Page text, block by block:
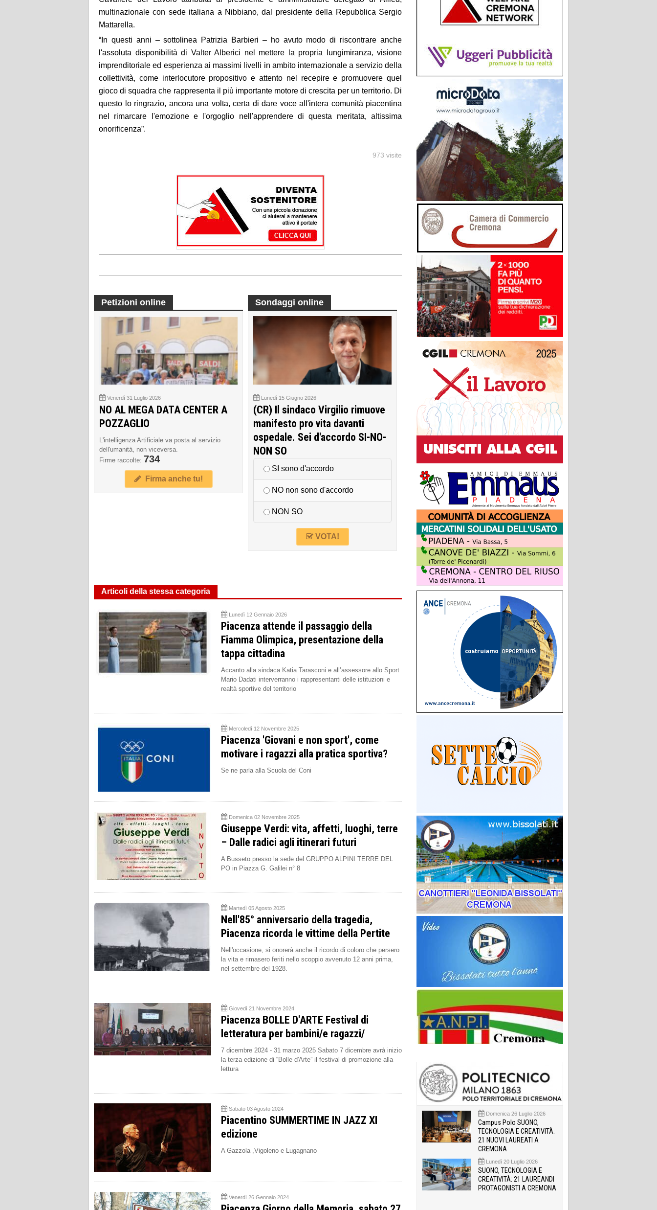
multinazionale con sede italiana a Nibbiano, dal presidente della Repubblica Sergio
Mattarella.
“ In questi anni – sottolinea Patrizia Barbieri – ho avuto modo di riscontrare anche
l'assoluta disponibilità di Valter Alberici nel mettere la propria lungimiranza, visione
imprenditoriale ed esperienza ai massimi livelli in ambito internazionale a servizio della
collettività, come interlocutore propositivo e attento nel recepire e promuovere quel
gioco di squadra che rappresenta il più importante motore di crescita per un territorio. Di
questo lo ringrazio, ancora una volta, certa di dare voce all'intera comunità piacentina
nel rimarcare l'emozione e l'orgoglio nell'apprendere di questa meritata, altissima
onorificenza”.
973 visite
Petizioni online
Venerdì 31 Luglio 2026
NO AL MEGA DATA CENTER A
POZZAGLIO
L'intelligenza Artificiale va posta al servizio
dell'umanità, non viceversa.
Firme raccolte: 734
Firma anche tu!
Sondaggi online
Lunedì 15 Giugno 2026
(CR) Il sindaco Virgilio rimuove
manifesto pro vita davanti
ospedale. Sei d'accordo SI-NO-
NON SO
SI sono d'accordo
NO non sono d'accordo
NON SO
VOTA!
Articoli della stessa categoria
Lunedì 12 Gennaio 2026
Piacenza attende il passaggio della
Fiamma Olimpica, presentazione della
tappa cittadina
Accanto alla sindaca Katia Tarasconi e all’assessore allo Sport
Mario Dadati interverranno i rappresentanti delle istituzioni e
realtà sportive del territorio
Mercoledì 12 Novembre 2025
Piacenza 'Giovani e non sport', come
motivare i ragazzi alla pratica sportiva?
Se ne parla alla Scuola del Coni
Domenica 02 Novembre 2025
Giuseppe Verdi: vita, affetti, luoghi, terre
– Dalle radici agli itinerari futuri
A Busseto presso la sede del GRUPPO ALPINI TERRE DEL
PO in Piazza G. Galilei n° 8
Martedì 05 Agosto 2025
Nell'85° anniversario della tragedia,
Piacenza ricorda le vittime della Pertite
Nell'occasione, si onorerà anche il ricordo di coloro che persero
la vita e rimasero feriti nello scoppio avvenuto 12 anni prima,
nel settembre del 1928.
Giovedì 21 Novembre 2024
Piacenza BOLLE D'ARTE Festival di
letteratura per bambini/e ragazzi/
7 dicembre 2024 - 31 marzo 2025 Sabato 7 dicembre avrà inizio
la terza edizione di “Bolle d'Arte” il festival di promozione alla
lettura
Sabato 03 Agosto 2024
Piacentino SUMMERTIME IN JAZZ XI
edizione
A Gazzola ,Vigoleno e Lugagnano
Venerdì 26 Gennaio 2024
Domenica 26 Luglio 2026
Campus Polo SUONO,
TECNOLOGIA E CREATIVITÀ:
21 NUOVI LAUREATI A
CREMONA
Lunedì 20 Luglio 2026
SUONO, TECNOLOGIA E
CREATIVITÀ: 21 LAUREANDI
PROTAGONISTI A CREMONA